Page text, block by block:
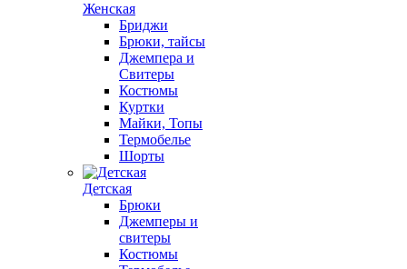
Женская
Бриджи
Брюки, тайсы
Джемпера и
Свитеры
Костюмы
Куртки
Майки, Топы
Термобелье
Шорты
Детская
Брюки
Джемперы и
свитеры
Костюмы